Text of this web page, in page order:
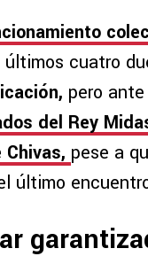
cuatro
pero ante
del Rey
pese a
último